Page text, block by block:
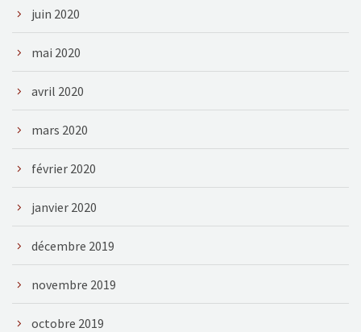
juin 2020
mai 2020
avril 2020
mars 2020
février 2020
janvier 2020
décembre 2019
novembre 2019
octobre 2019